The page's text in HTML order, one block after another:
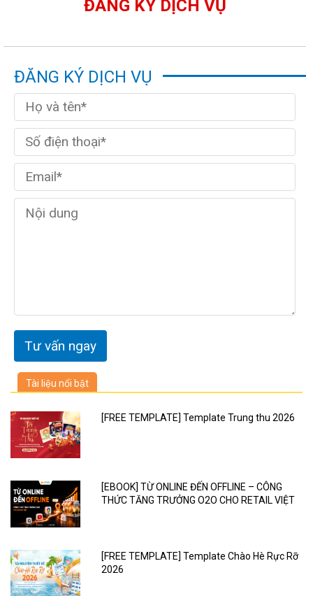
ĐĂNG KÝ DỊCH VỤ
ĐĂNG KÝ DỊCH VỤ
Tài liệu nổi bật
[FREE TEMPLATE] Template Trung thu 2026
[EBOOK] TỪ ONLINE ĐẾN OFFLINE – CÔNG
THỨC TĂNG TRƯỞNG O2O CHO RETAIL VIỆT
[FREE TEMPLATE] Template Chào Hè Rực Rỡ
2026